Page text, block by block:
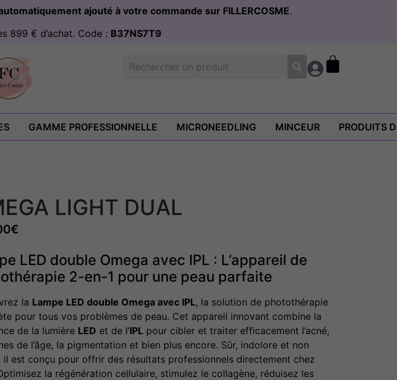
automatiquement ajouté à votre commande sur FILLERCOSME.
899 € d’achat. Code : B37NS7T9
GAMME PROFESSIONNELLE MICRONEEDLING MINCEUR PRODUITS
LIGHT DUAL
€
LED double Omega avec IPL : L’appareil de
2-en-1 pour une peau parfaite
la Lampe LED double Omega avec IPL, la solution de photothérapie
pour tous vos problèmes de peau. Cet appareil innovant combine la
de la lumière LED et de l’IPL pour cibler et traiter efficacement l’acné,
de l’âge, la pigmentation et bien plus encore. Sûr, indolore et non
il est conçu pour offrir des résultats professionnels directement chez
la régénération cellulaire, stimulez le collagène, réduisez les